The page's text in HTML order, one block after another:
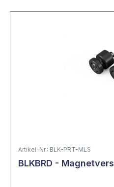
Artikel-Nr.: BLK-PRT-MLS
BLKBRD -